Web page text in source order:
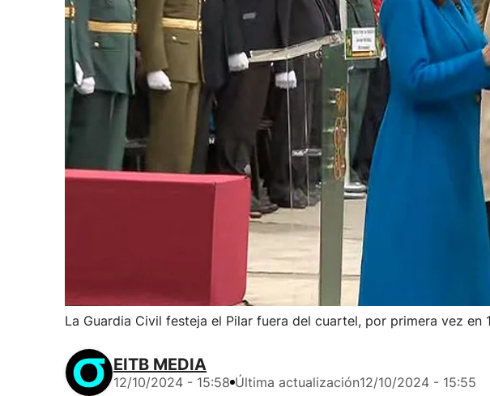
La Guardia Civil festeja el Pilar fuera del cuartel, por primera vez en
EITB MEDIA
12/10/2024 - 15:58 Última actualización12/10/2024 - 15:55